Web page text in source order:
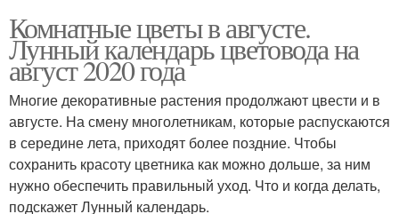
Комнатные цветы в августе.
Лунный календарь цветовода на
август 2020 года
Многие декоративные растения продолжают цвести и в
августе. На смену многолетникам, которые распускаются
в середине лета, приходят более поздние. Чтобы
сохранить красоту цветника как можно дольше, за ним
нужно обеспечить правильный уход. Что и когда делать,
подскажет Лунный календарь.